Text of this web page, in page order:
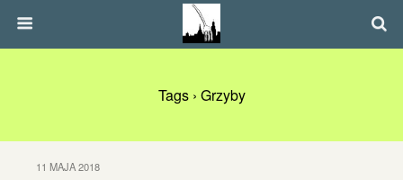
Tags › Grzyby
11 MAJA 2018